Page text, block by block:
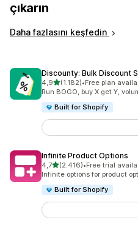
çıkarın
Daha fazlasını keşfedin
Discounty: Bulk Discount
4,95 yıldız üzerinden
(1.182)
toplam 1182 değerlendirme
•Free plan
Run BOGO, buy X get Y,
Built for Shopify
Infinite Product Options
4,75 yıldız üzerinden
(2.416)
toplam 2416 değerlendirme
•Free trial
Infinite options for product
Built for Shopify